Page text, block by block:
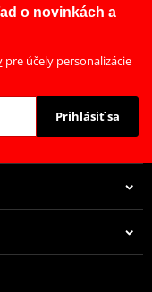
o novinkách a
pre účely personalizácie
Prihlásiť sa